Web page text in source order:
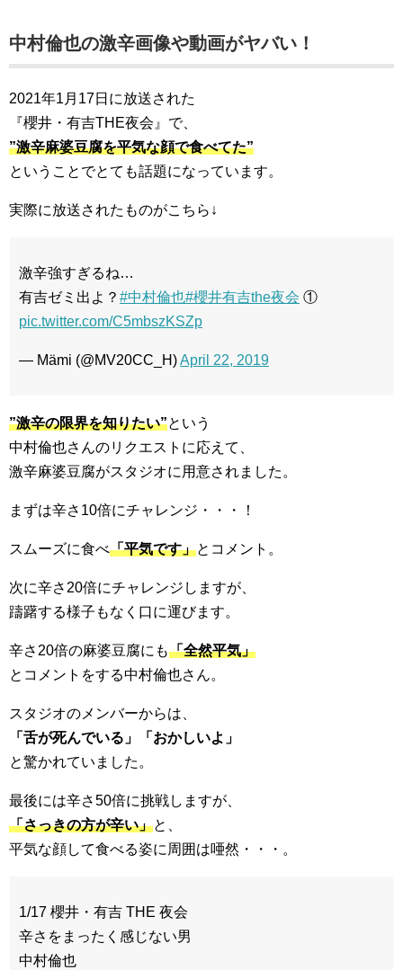
中村倫也の激辛画像や動画がヤバい！
2021年1月17日に放送された
『櫻井・有吉THE夜会』で、
”激辛麻婆豆腐を平気な顔で食べてた”
ということでとても話題になっています。
実際に放送されたものがこちら↓
激辛強すぎるね…
有吉ゼミ出よ？ #中村倫也#櫻井有吉the夜会 ①
pic.twitter.com/C5mbszKSZp
— Mämi (@MV20CC_H)April 22, 2019
”激辛の限界を知りたい”という
中村倫也さんのリクエストに応えて、
激辛麻婆豆腐がスタジオに用意されました。
まずは辛さ10倍にチャレンジ・・・！
スムーズに食べ「平気です」とコメント。
次に辛さ20倍にチャレンジしますが、
躊躇する様子もなく口に運びます。
辛さ20倍の麻婆豆腐にも「全然平気」
とコメントをする中村倫也さん。
スタジオのメンバーからは、
「舌が死んでいる」「おかしいよ」
と驚かれていました。
最後には辛さ50倍に挑戦しますが、
「さっきの方が辛い」と、
平気な顔して食べる姿に周囲は唖然・・・。
1/17 櫻井・有吉 THE 夜会
辛さをまったく感じない男
中村倫也